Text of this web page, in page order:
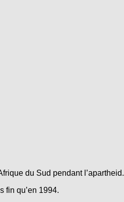
du Sud pendant l’apartheid.
fin qu’en 1994.